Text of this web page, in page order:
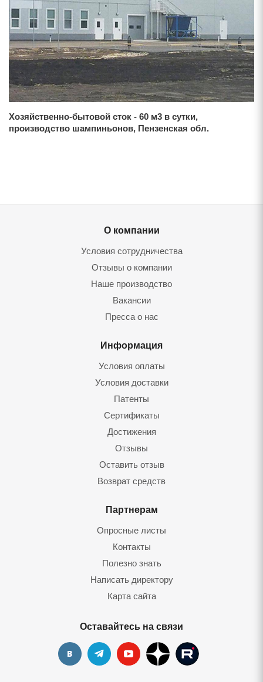
Хозяйственно-бытовой сток - 60 м3 в сутки,
производство шампиньонов, Пензенская обл.
О компании
Условия сотрудничества
Отзывы о компании
Наше производство
Вакансии
Пресса о нас
Информация
Условия оплаты
Условия доставки
Патенты
Сертификаты
Достижения
Отзывы
Оставить отзыв
Возврат средств
Партнерам
Опросные листы
Контакты
Полезно знать
Написать директору
Карта сайта
Оставайтесь на связи